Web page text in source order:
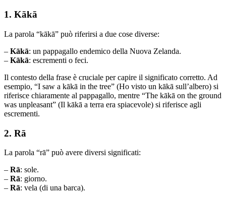
1. Kākā
La parola “kākā” può riferirsi a due cose diverse:
– Kākā: un pappagallo endemico della Nuova Zelanda.
– Kākā: escrementi o feci.
Il contesto della frase è cruciale per capire il significato corretto. Ad
esempio, “I saw a kākā in the tree” (Ho visto un kākā sull’albero) si
riferisce chiaramente al pappagallo, mentre “The kākā on the ground
was unpleasant” (Il kākā a terra era spiacevole) si riferisce agli
escrementi.
2. Rā
La parola “rā” può avere diversi significati:
– Rā: sole.
– Rā: giorno.
– Rā: vela (di una barca).